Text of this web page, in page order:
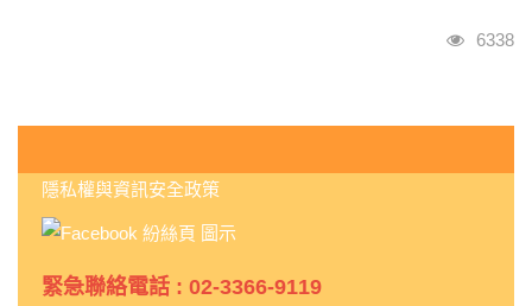
瀏覽人
6338
:::
隱私權與資訊安全政策
緊急聯絡電話 : 02-3366-9119